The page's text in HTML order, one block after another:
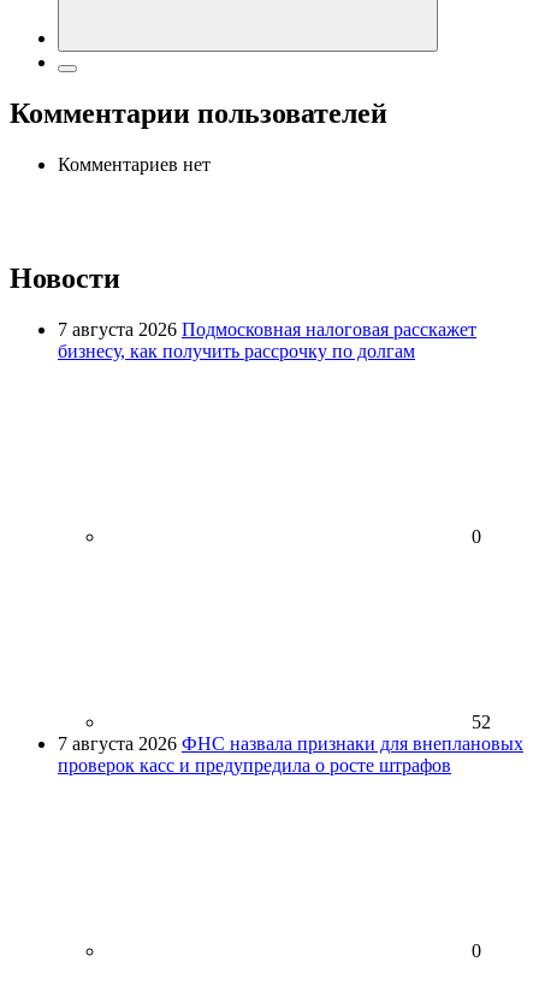
Комментарии пользователей
Комментариев нет
Новости
7 августа 2026 Подмосковная налоговая расскажет
бизнесу, как получить рассрочку по долгам
0
52
7 августа 2026 ФНС назвала признаки для внеплановых
проверок касс и предупредила о росте штрафов
0